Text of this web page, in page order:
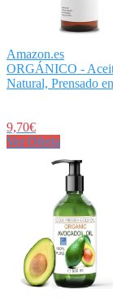
Amazon.es
ORGÁNICO -
Natural, Prensado
9,70€
Ver Oferta